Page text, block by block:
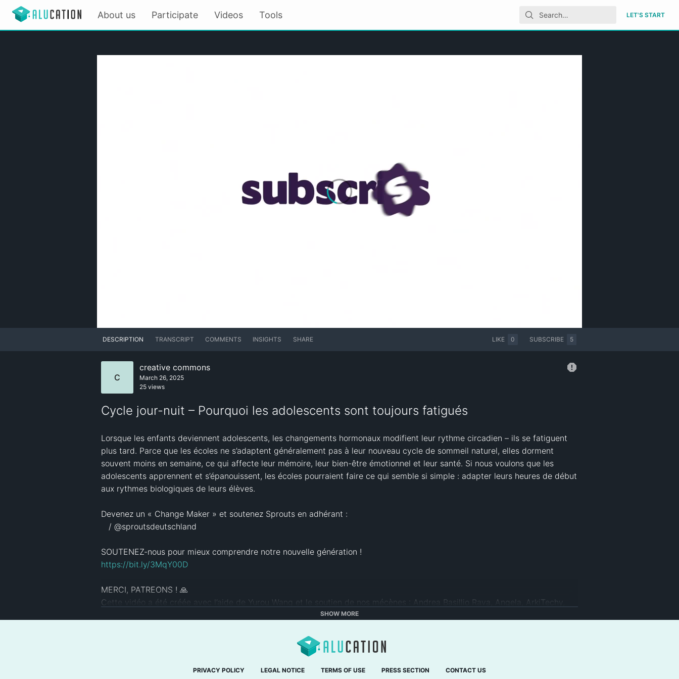
About us Participate Videos Tools LET'S START
DESCRIPTION TRANSCRIPT COMMENTS INSIGHTS SHARE LIKE 0 SUBSCRIBE 5
C
creative commons
March 26, 2025
25 views
Cycle jour-nuit – Pourquoi les adolescents sont toujours fatigués
Lorsque les enfants deviennent adolescents, les changements hormonaux modifient leur rythme circadien – ils se fatiguent
plus tard. Parce que les écoles ne s’adaptent généralement pas à leur nouveau cycle de sommeil naturel, elles dorment
souvent moins en semaine, ce qui affecte leur mémoire, leur bien-être émotionnel et leur santé. Si nous voulons que les
adolescents apprennent et s’épanouissent, les écoles pourraient faire ce qui semble si simple : adapter leurs heures de début
aux rythmes biologiques de leurs élèves.
Devenez un « Change Maker » et soutenez Sprouts en adhérant :
https://bit.ly/3MqY00D
MERCI, PATREONS ! 🙏
Cette vidéo a été créée avec l’aide de Yurou Wang et le soutien de nos mécènes : Andrea Basillio Rava, Angela, ArkiTechy,
Artur, azad bel, Badrah, Cedric.Wang, David Markham, Delandric Webb, Denis Kraus, Digital INnov8ors, Dr. Matthias Müller-
CAN GERMAN ET C’ÉTAIT FACILE ! Isabelle, Jana Heinze, Jannes Kroon, Jeffrey Cassianna, Joanne Doyle, Johan Klassen,
John Burghardt, Jonathan Schwarz, Jorge Luis Mejia Velazquez, Karen Lewis, Kenneth Natvig, Khadijah Sellers, Leonel, Linus
SHOW MORE
PRIVACY POLICY LEGAL NOTICE TERMS OF USE PRESS SECTION CONTACT US